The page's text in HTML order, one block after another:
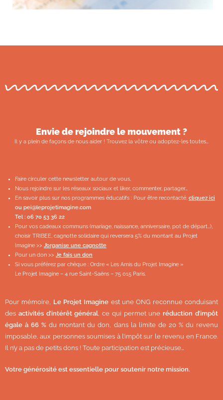
Envie de rejoindre le mouvement ?
Il y a plein de façons de nous aider ! Trouvez la vôtre ou adoptez-les toutes…
Faire circuler cette newsletter autour de vous,
Nous rejoindre sur les réseaux sociaux et liker, commenter, partager…
En savoir plus sur nos programmes éducatifs : Pour être recontacté, cliquez ici
ou pei@leprojetimagine.com
Tel : 06 70 53 36 22
Pour vos cadeaux communs (mariage, naissance, anniversaire, pot de départ…),
choisir TRIBEE, cagnotte solidaire qui reversera 5% du montant au Projet
Imagine >> J’organise une cagnotte
Pour un don >> Je fais un don
Si vous préférez par chèque : Ordre « Les Amis du Projet Imagine »
Le Projet Imagine – 4 rue Saint-Saëns – 75 015 Paris.
Pour mémoire, Le Projet Imagine est une ONG reconnue conduisant
des activités d’intérêt général, ce qui permet une réduction d’impôt
égale à 66 % du montant du don, dans la limite de 20 % du revenu
imposable, aux personnes soumises à l’impôt sur le revenu en France.
Il n’y a pas de petits dons ! Toute participation est précieuse…
Votre générosité est essentielle pour soutenir notre mission.